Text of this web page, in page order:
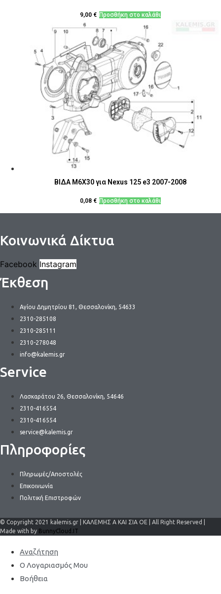
9,00 € Προσθήκη στο καλάθι
ΒΙΔΑ M6X30 για Nexus 125 e3 2007-2008
0,08 € Προσθήκη στο καλάθι
Κοινωνικά Δίκτυα
Facebook Instagram
Έκθεση
Αγίου Δημητρίου 81, Θεσσαλονίκη, 54633
2310-285108
2310-285111
2310-278048
info@kalemis.gr
Service
Λασκαράτου 26, Θεσσαλονίκη, 54646
2310-416554
2310-416554
service@kalemis.gr
Πληροφορίες
Πληρωμές/Αποστολές
Επικοινωνία
Πολιτική Επιστροφών
© Copyright 2021 kalemis.gr | ΚΑΛΕΜΗΣ Α ΚΑΙ ΣΙΑ ΟΕ | All Right Reserved |
Made with by BunnyCloud.IT
Αναζήτηση
Ο Λογαριασμός Μου
Βοήθεια